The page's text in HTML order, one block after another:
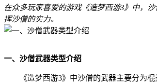
在众多玩家喜爱的游戏《造梦西游3》中，
挥沙僧的实力。
一、沙僧武器类型介绍
《造梦西游3》中沙僧的武器主要分为